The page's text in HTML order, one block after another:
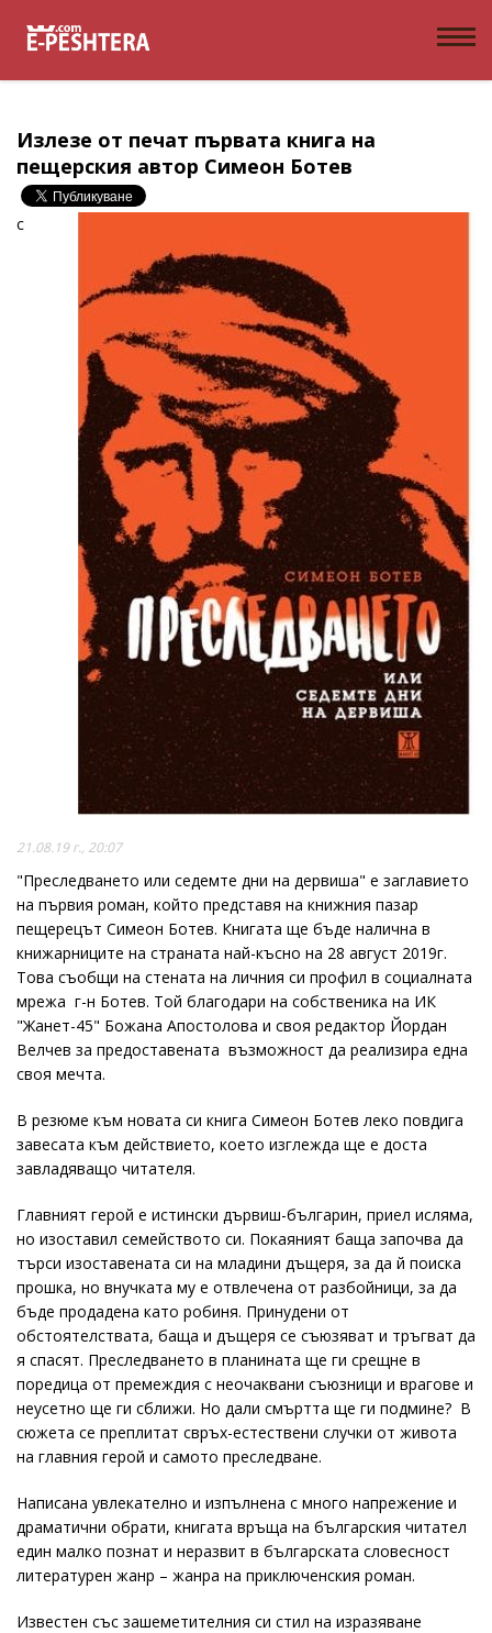
Излезе от печат първата книга на
пещерския автор Симеон Ботев
c
21.08.19 г., 20:07
"Преследването или седемте дни на дервиша" е заглавието
на първия роман, който представя на книжния пазар
пещерецът Симеон Ботев. Книгата ще бъде налична в
книжарниците на страната най-късно на 28 август 2019г.
Това съобщи на стената на личния си профил в социалната
мрежа г-н Ботев. Той благодари на собственика на ИК
"Жанет-45" Божана Апостолова и своя редактор Йордан
Велчев за предоставената възможност да реализира една
своя мечта.
В резюме към новата си книга Симеон Ботев леко повдига
завесата към действието, което изглежда ще е доста
завладяващо читателя.
Главният герой е истински дървиш-българин, приел исляма,
но изоставил семейството си. Покаяният баща започва да
търси изоставената си на младини дъщеря, за да й поиска
прошка, но внучката му е отвлечена от разбойници, за да
бъде продадена като робиня. Принудени от
обстоятелствата, баща и дъщеря се съюзяват и тръгват да
я спасят. Преследването в планината ще ги срещне в
поредица от премеждия с неочаквани съюзници и врагове и
неусетно ще ги сближи. Но дали смъртта ще ги подмине? В
сюжета се преплитат свръх-естествени случки от живота
на главния герой и самото преследване.
Написана увлекателно и изпълнена с много напрежение и
драматични обрати, книгата връща на българския читател
един малко познат и неразвит в българската словесност
литературен жанр – жанра на приключенския роман.
Известен със зашеметителния си стил на изразяване